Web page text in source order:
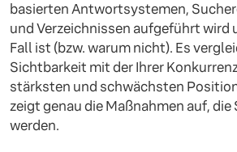
basierten Antwortsystemen,
und Verzeichnissen aufgeführt wird
Fall ist (bzw. warum nicht). Es
Sichtbarkeit mit der Ihrer
stärksten und schwächsten
zeigt genau die Maßnahmen auf, die
werden.